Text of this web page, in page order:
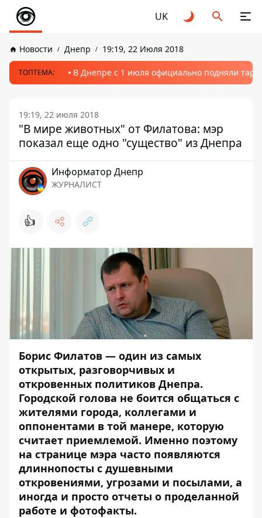
UK
Новости Днепр 19:19, 22 Июля 2018
ТОПТЕМА: В Днепре с 1 июля официально подняли
19:19, 22 июля 2018
"В мире животных" от Филатова: мэр
показал еще одно "существо" из Днепра
Информатор Днепр
ЖУРНАЛИСТ
👍
Борис Филатов — один из самых
открытых, разговорчивых и
откровенных политиков Днепра.
Городской голова не боится общаться с
жителями города, коллегами и
оппонентами в той манере, которую
считает приемлемой. Именно поэтому
на странице мэра часто появляются
длиннопосты с душевными
откровениями, угрозами и посылами, а
иногда и просто отчеты о проделанной
работе и фотофакты.